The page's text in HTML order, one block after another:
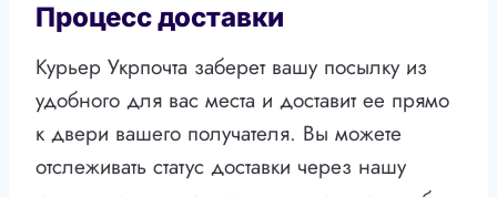
Процесс доставки
Курьер Укрпочта заберет вашу посылку из
удобного для вас места и доставит ее прямо
к двери вашего получателя. Вы можете
отслеживать статус доставки через нашу